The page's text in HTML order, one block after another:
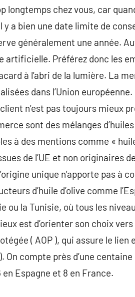
longtemps chez vous, car
y a bien une date limite de
généralement une année.
artificielle. Préférez donc les
à l’abri de la lumière. La
dans l’Union
n’est pas toujours mieux
sont des mélanges
à des mentions comme «
de l’UE et non originaires
unique n’apporte pas à
d’huile d’olive comme
ou la Tunisie, où tous les
est d’orienter son choix
( AOP ), qui assure le
compte près d’une centaine
Espagne et 8 en France.